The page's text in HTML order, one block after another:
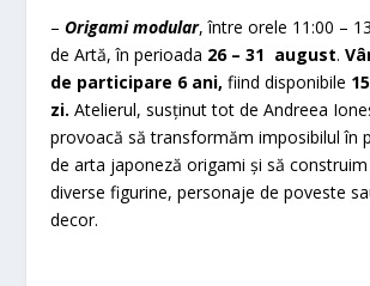
–Origami modular, între orele 11:00 –
de Artă, în perioada 26 – 31 august.
de participare 6 ani,fiind disponibile
zi. Atelierul, susținut tot de Andreea
provoacă să transformăm imposibilul în
de arta japoneză origami și să
diverse figurine, personaje de poveste
decor.